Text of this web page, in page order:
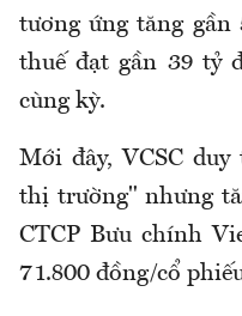
tương ứng tăng gần
thuế đạt gần 39 tỷ
cùng kỳ.
Mới đây, VCSC
thị trường" nhưng
CTCP Bưu chính
71.800 đồng/cổ